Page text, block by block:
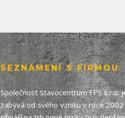
SEZNÁMENÍ S FIRMOU
Společnost Stavocentrum FPS
zabývá od svého vzniku v roce